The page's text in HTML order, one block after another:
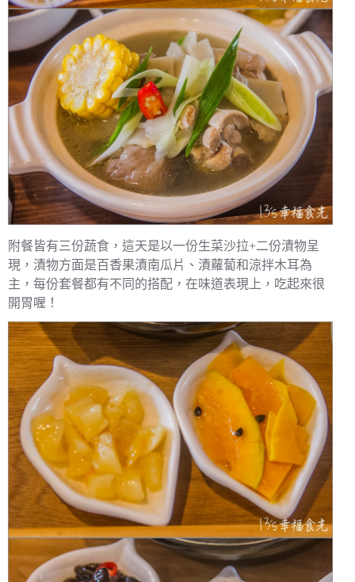
附餐皆有三份蔬食，這天是以一份生菜沙拉+二份漬物呈
現，漬物方面是百香果漬南瓜片、漬蘿蔔和涼拌木耳為
主，每份套餐都有不同的搭配，在味道表現上，吃起來很
開胃喔！